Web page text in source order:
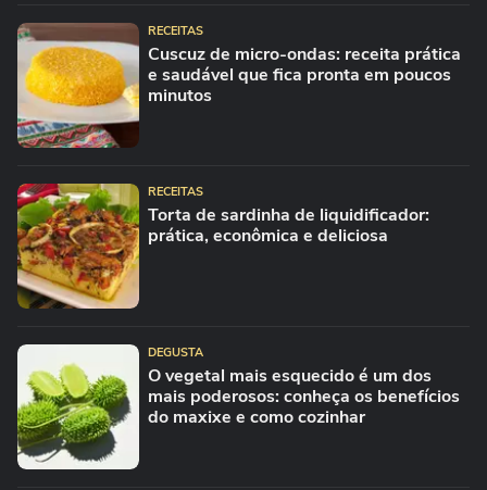
RECEITAS
Cuscuz de micro-ondas: receita prática
e saudável que fica pronta em poucos
minutos
RECEITAS
Torta de sardinha de liquidificador:
prática, econômica e deliciosa
DEGUSTA
O vegetal mais esquecido é um dos
mais poderosos: conheça os benefícios
do maxixe e como cozinhar